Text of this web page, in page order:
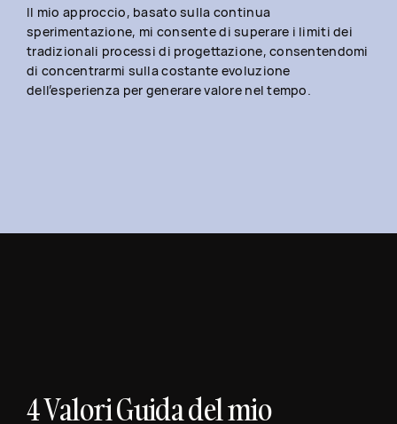
Il mio approccio, basato sulla continua
sperimentazione, mi consente di superare i limiti dei
tradizionali processi di progettazione, consentendomi
di concentrarmi sulla costante evoluzione
dell’esperienza per generare valore nel tempo.
4 Valori Guida del mio